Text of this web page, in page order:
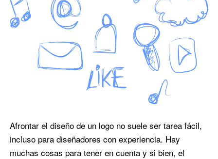
Afrontar el diseño de un logo no suele ser tarea fácil,
incluso para diseñadores con experiencia. Hay
muchas cosas para tener en cuenta y si bien, el